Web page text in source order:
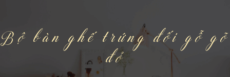
KHÁCH HÀNG CỦA CHÚNG TÔI
Bộ bàn ghế trứng đối gỗ gõ
đỏ